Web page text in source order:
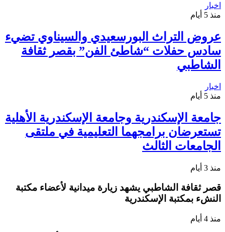
اخبار
منذ 5 أيام
عروض التراث البورسعيدي والسيناوي تضيء
سادس حفلات “شاطئ الفن” بقصر ثقافة
الشاطبي
اخبار
منذ 5 أيام
جامعة الإسكندرية وجامعة الإسكندرية الأهلية
تستعرضان برامجهما التعليمية في ملتقى
الجامعات الثالث
منذ 3 أيام
قصر ثقافة الشاطبي يشهد زيارة ميدانية لأعضاء مكتبة
النشء بمكتبة الإسكندرية
منذ 4 أيام